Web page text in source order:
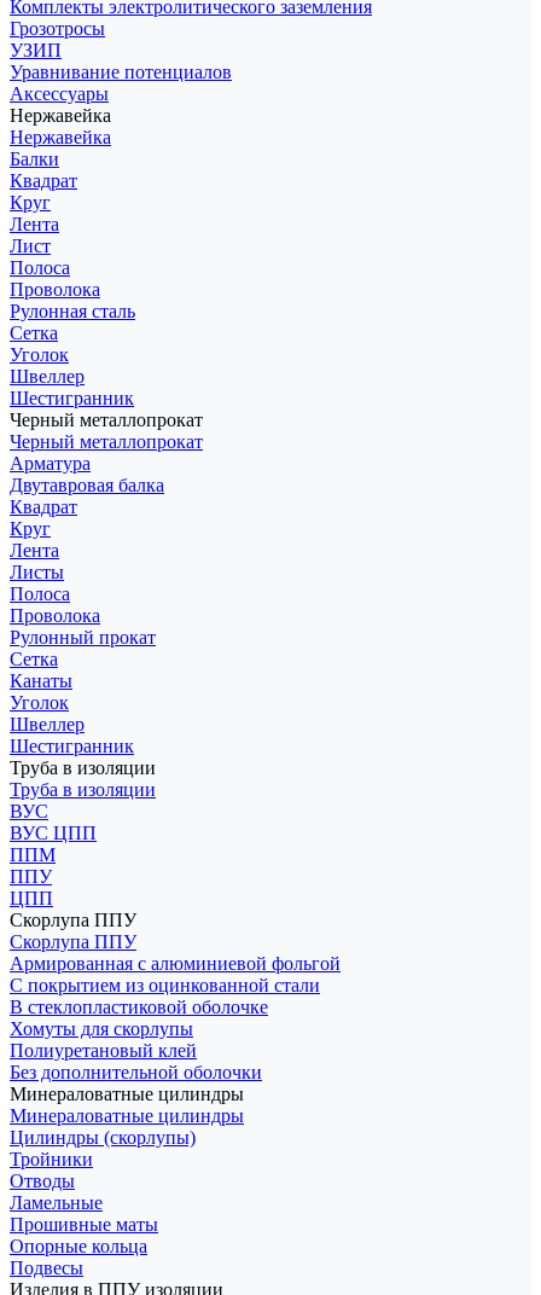
Комплекты электролитического заземления
Грозотросы
УЗИП
Уравнивание потенциалов
Аксессуары
Нержавейка
Нержавейка
Балки
Квадрат
Круг
Лента
Лист
Полоса
Проволока
Рулонная сталь
Сетка
Уголок
Швеллер
Шестигранник
Черный металлопрокат
Черный металлопрокат
Арматура
Двутавровая балка
Квадрат
Круг
Лента
Листы
Полоса
Проволока
Рулонный прокат
Сетка
Канаты
Уголок
Швеллер
Шестигранник
Труба в изоляции
Труба в изоляции
ВУС
ВУС ЦПП
ППМ
ППУ
ЦПП
Скорлупа ППУ
Скорлупа ППУ
Армированная с алюминиевой фольгой
С покрытием из оцинкованной стали
В стеклопластиковой оболочке
Хомуты для скорлупы
Полиуретановый клей
Без дополнительной оболочки
Минераловатные цилиндры
Минераловатные цилиндры
Цилиндры (скорлупы)
Тройники
Отводы
Ламельные
Прошивные маты
Опорные кольца
Подвесы
Изделия в ППУ изоляции